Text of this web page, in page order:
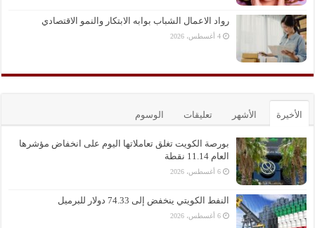
رواد الاعمال الشباب بوابه الابتكار والنمو الاقتصادي
4 أغسطس، 2026
الأخيرة الأشهر تعليقات الوسوم
بورصة الكويت تغلق تعاملاتها اليوم على انخفاض مؤشرها
العام 11.14 نقطة
6 أغسطس، 2026
النفط الكويتي ينخفض إلى 74.33 دولار للبرميل
6 أغسطس، 2026